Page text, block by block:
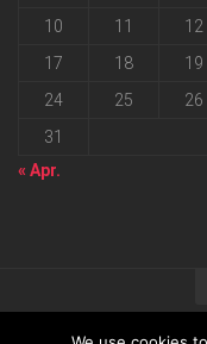
10
11 12
17
18 19
24
25 26
31
« Apr.